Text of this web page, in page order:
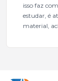
isso faz
estudar, é
material,
mais